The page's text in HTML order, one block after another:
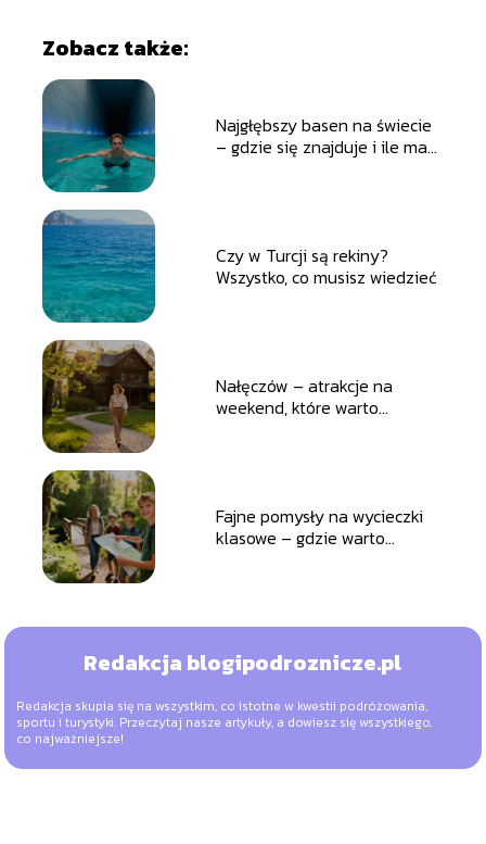
Zobacz także:
Najgłębszy basen na świecie
– gdzie się znajduje i ile ma
Czy w Turcji są rekiny?
Wszystko, co musisz wiedzieć
Nałęczów – atrakcje na
weekend, które warto
Fajne pomysły na wycieczki
klasowe – gdzie warto
Redakcja blogipodroznicze.pl
Redakcja skupia się na wszystkim, co istotne w kwestii podróżowania,
sportu i turystyki. Przeczytaj nasze artykuły, a dowiesz się wszystkiego,
co najważniejsze!